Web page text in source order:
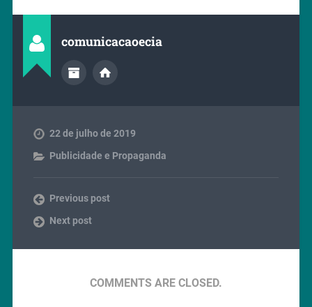
comunicacaoecia
22 de julho de 2019
Publicidade e Propaganda
Previous post
Next post
COMMENTS ARE CLOSED.